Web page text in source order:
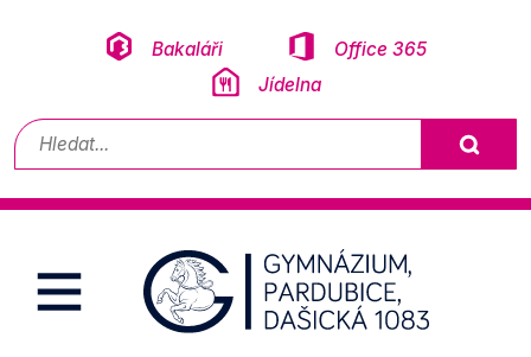
Bakaláři
Office 365
Jídelna
Vyhledávání